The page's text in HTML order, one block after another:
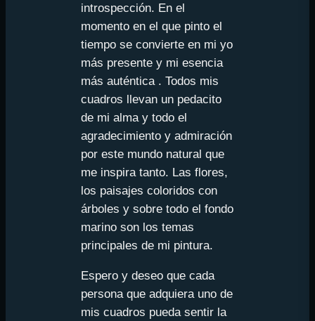
introspección. En el
momento en el que pinto el
tiempo se convierte en mi yo
más presente y mi esencia
más auténtica . Todos mis
cuadros llevan un pedacito
de mi alma y todo el
agradecimiento y admiración
por este mundo natural que
me inspira tanto. Las flores,
los paisajes coloridos con
árboles y sobre todo el fondo
marino son los temas
principales de mi pintura.
Espero y deseo que cada
persona que adquiera uno de
mis cuadros pueda sentir la